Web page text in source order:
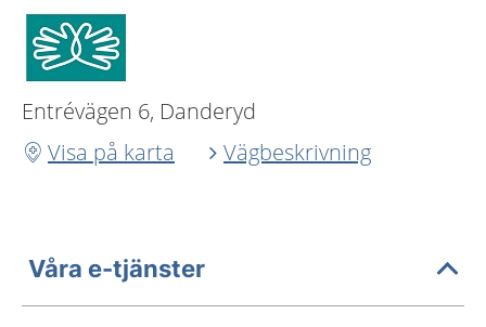
Entrévägen 6, Danderyd
Visa på karta
Vägbeskrivning
Våra e-tjänster